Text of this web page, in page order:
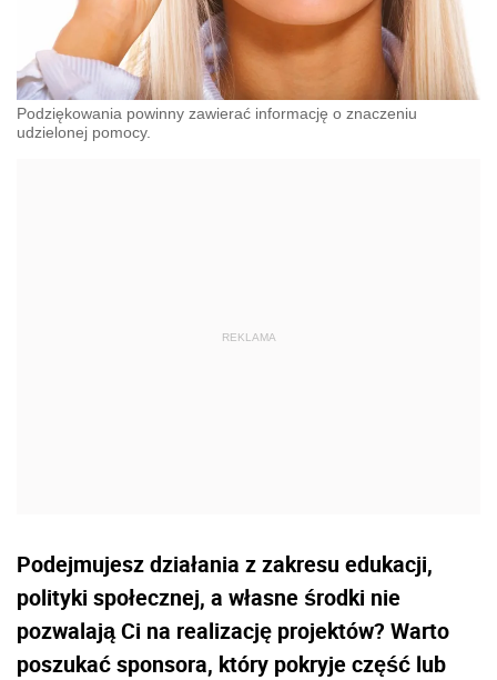
Podziękowania powinny zawierać informację o znaczeniu
udzielonej pomocy.
Podejmujesz działania z zakresu edukacji,
polityki społecznej, a własne środki nie
pozwalają Ci na realizację projektów? Warto
poszukać sponsora, który pokryje część lub